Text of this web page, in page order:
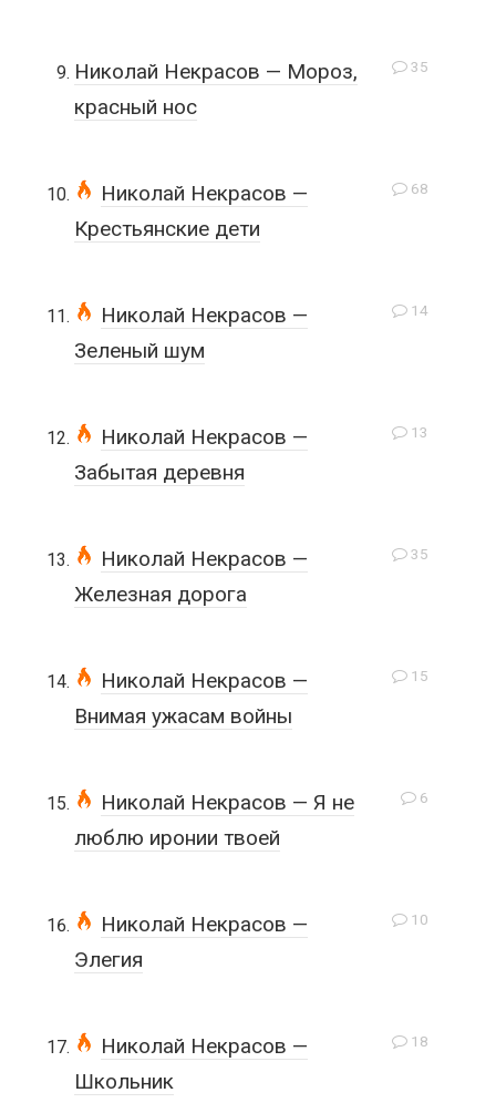
35
Николай Некрасов — Мороз,
красный нос
68
Николай Некрасов —
Крестьянские дети
14
Николай Некрасов —
Зеленый шум
13
Николай Некрасов —
Забытая деревня
35
Николай Некрасов —
Железная дорога
15
Николай Некрасов —
Внимая ужасам войны
6
Николай Некрасов — Я не
люблю иронии твоей
10
Николай Некрасов —
Элегия
18
Николай Некрасов —
Школьник